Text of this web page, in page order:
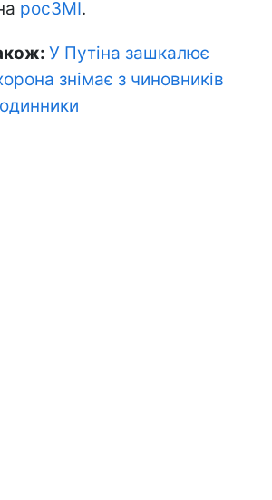
росЗМІ.
У Путіна зашкалює
знімає з чиновників